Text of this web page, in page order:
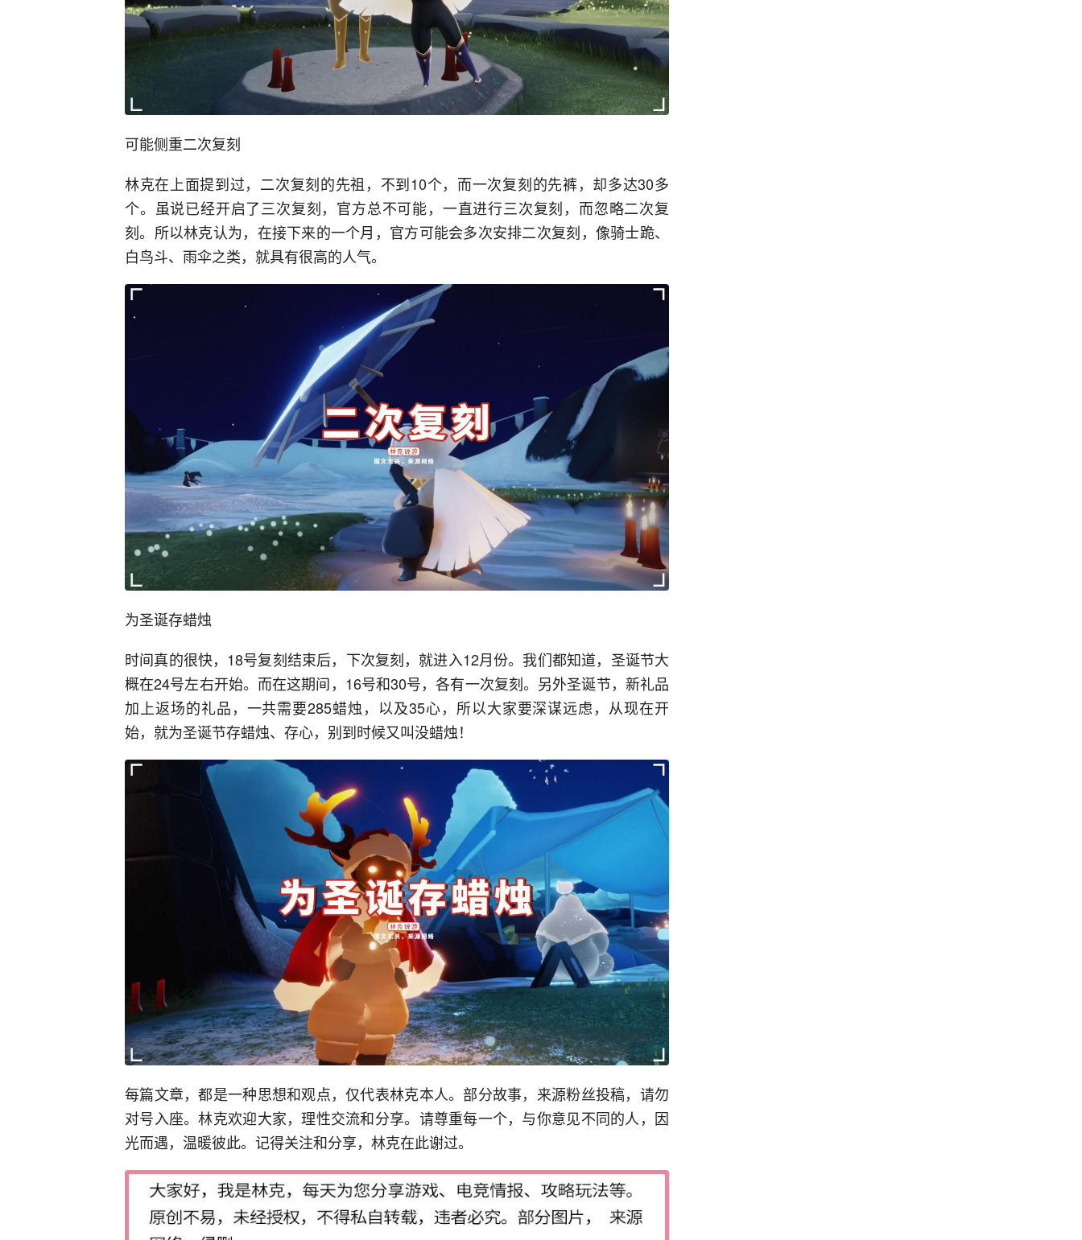
可能侧重二次复刻
林克在上面提到过，二次复刻的先祖，不到10个，而一次复刻的先裤，却多达30多
个。虽说已经开启了三次复刻，官方总不可能，一直进行三次复刻，而忽略二次复
刻。所以林克认为，在接下来的一个月，官方可能会多次安排二次复刻，像骑士跪、
白鸟斗、雨伞之类，就具有很高的人气。
为圣诞存蜡烛
时间真的很快，18号复刻结束后，下次复刻，就进入12月份。我们都知道，圣诞节大
概在24号左右开始。而在这期间，16号和30号，各有一次复刻。另外圣诞节，新礼品
加上返场的礼品，一共需要285蜡烛，以及35心，所以大家要深谋远虑，从现在开
始，就为圣诞节存蜡烛、存心，别到时候又叫没蜡烛！
每篇文章，都是一种思想和观点，仅代表林克本人。部分故事，来源粉丝投稿，请勿
对号入座。林克欢迎大家，理性交流和分享。请尊重每一个，与你意见不同的人，因
光而遇，温暖彼此。记得关注和分享，林克在此谢过。